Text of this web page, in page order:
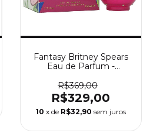
Fantasy Britney Spears
Eau de Parfum -
Britney Spears
R$369,00
R$329,00
10 x de R$32,90 sem juros